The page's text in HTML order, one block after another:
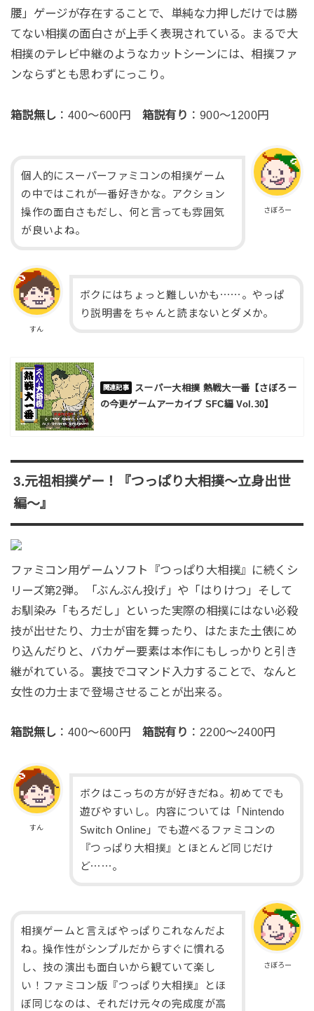
腰」ゲージが存在することで、単純な力押しだけでは勝
てない相撲の面白さが上手く表現されている。まるで大
相撲のテレビ中継のようなカットシーンには、相撲ファ
ンならずとも思わずにっこり。
箱説無し ：400～600円 箱説有り ：900～1200円
さぼろー
個人的にスーパーファミコンの相撲ゲーム
の中ではこれが一番好きかな。アクション
操作の面白さもだし、何と言っても雰囲気
が良いよね。
すん
ボクにはちょっと難しいかも⋯⋯。やっぱ
り説明書をちゃんと読まないとダメか。
スーパー大相撲 熱戦大一番【さぼろー
の今更ゲームアーカイブ SFC編 Vol.30】
3.元祖相撲ゲー！『つっぱり大相撲～立身出世
編～』
ファミコン用ゲームソフト『つっぱり大相撲』に続くシ
リーズ第2弾。「ぶんぶん投げ」や「はりけつ」そして
お馴染み「もろだし」といった実際の相撲にはない必殺
技が出せたり、力士が宙を舞ったり、はたまた土俵にめ
り込んだりと、バカゲー要素は本作にもしっかりと引き
継がれている。裏技でコマンド入力することで、なんと
女性の力士まで登場させることが出来る。
箱説無し ：400～600円 箱説有り ：2200～2400円
すん
ボクはこっちの方が好きだね。初めてでも
遊びやすいし。内容については「Nintendo
Switch Online」でも遊べるファミコンの
『つっぱり大相撲』とほとんど同じだけ
ど⋯⋯。
さぼろー
相撲ゲームと言えばやっぱりこれなんだよ
ね。操作性がシンプルだからすぐに慣れる
し、技の演出も面白いから観ていて楽し
い！ファミコン版『つっぱり大相撲』とほ
ぼ同じなのは、それだけ元々の完成度が高